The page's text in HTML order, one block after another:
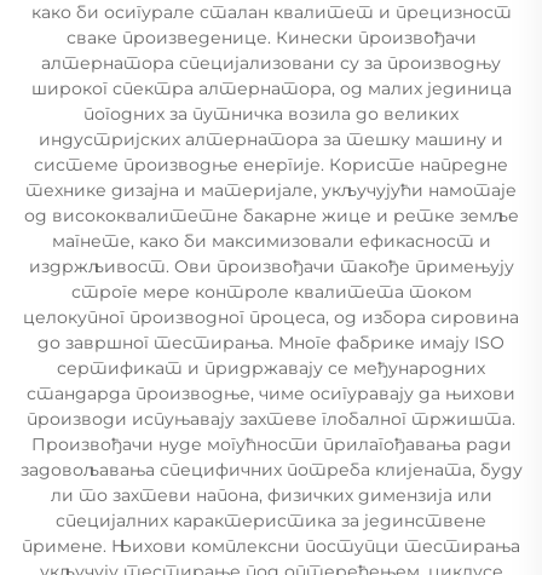
како би осигурале сталан квалитет и прецизност
сваке произведенице. Кинески произвођачи
алтернатора специјализовани су за производњу
широког спектра алтернатора, од малих јединица
погодних за путничка возила до великих
индустријских алтернатора за тешку машину и
системе производње енергије. Користе напредне
технике дизајна и материјале, укључујући намотаје
од висококвалитетне бакарне жице и ретке земље
магнете, како би максимизовали ефикасност и
издржљивост. Ови произвођачи такође примењују
строге мере контроле квалитета током
целокупног производног процеса, од избора сировина
до завршног тестирања. Многе фабрике имају ISO
сертификат и придржавају се међународних
стандарда производње, чиме осигуравају да њихови
производи испуњавају захтеве глобалног тржишта.
Произвођачи нуде могућности прилагођавања ради
задовољавања специфичних потреба клијената, буду
ли то захтеви напона, физичких димензија или
специјалних карактеристика за јединствене
примене. Њихови комплексни поступци тестирања